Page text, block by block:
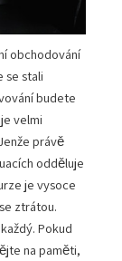
obchodování
se stali
budete
velmi
právě
odděluje
je vysoce
ztrátou.
Pokud
na paměti,